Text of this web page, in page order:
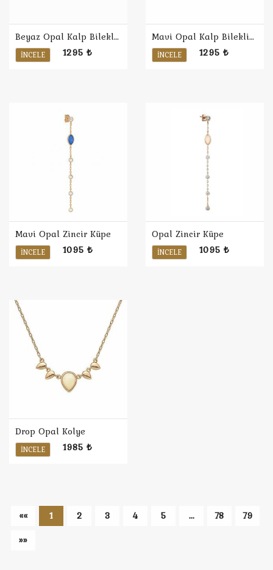
Beyaz Opal Kalp Bileklik / Sarı
İNCELE 1295 ₺
Mavi Opal Kalp Bileklik / Sarı
İNCELE 1295 ₺
Mavi Opal Zincir Küpe
İNCELE 1095 ₺
Opal Zincir Küpe
İNCELE 1095 ₺
Drop Opal Kolye
İNCELE 1985 ₺
«« 1 2 3 4 5 ... 78
79
»»